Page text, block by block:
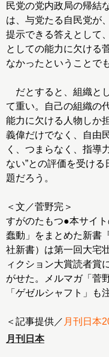
民党の党内政局の帰結
は、与党たる自民党が
提示できる答えとして
としての能力に欠ける
なかったということで
だとすると、組織と
て重い。自己の組織の
能力に欠ける人物しか
義偉だけでなく、自由
く、つまらなく、指導
ない”との評価を受け
題だろう。
＜文／菅野完＞
すがのたもつ●本サイ
蠢動」をまとめた新書
社新書）は第一回大宅
ィクション大賞読者賞
がせた。メルマガ「菅
「ゲゼルシャフト」も
＜記事提供／ 月刊日本
月刊日本